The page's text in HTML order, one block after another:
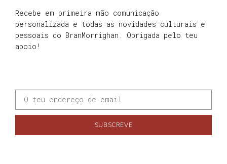
Recebe em primeira mão comunicação
personalizada e todas as novidades culturais e
pessoais do BranMorrighan. Obrigada pelo teu
apoio!
SUBSCREVE